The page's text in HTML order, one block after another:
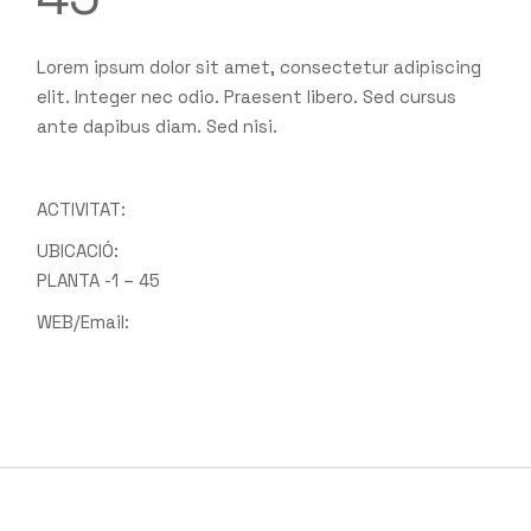
Lorem ipsum dolor sit amet, consectetur adipiscing
elit. Integer nec odio. Praesent libero. Sed cursus
ante dapibus diam. Sed nisi.
ACTIVITAT:
UBICACIÓ:
PLANTA -1 – 45
WEB/Email: